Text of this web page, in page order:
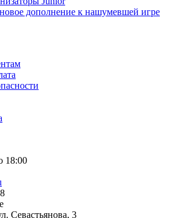
дополнение к нашумевшей игре
18:00
Севастьянова, 3